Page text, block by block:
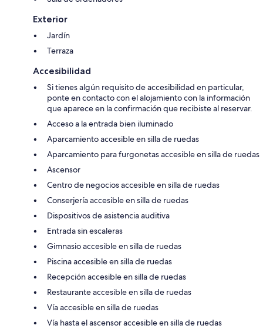
Exterior
Jardín
Terraza
Accesibilidad
Si tienes algún requisito de accesibilidad en particular,
ponte en contacto con el alojamiento con la información
que aparece en la confirmación que recibiste al reservar.
Acceso a la entrada bien iluminado
Aparcamiento accesible en silla de ruedas
Aparcamiento para furgonetas accesible en silla de ruedas
Ascensor
Centro de negocios accesible en silla de ruedas
Conserjería accesible en silla de ruedas
Dispositivos de asistencia auditiva
Entrada sin escaleras
Gimnasio accesible en silla de ruedas
Piscina accesible en silla de ruedas
Recepción accesible en silla de ruedas
Restaurante accesible en silla de ruedas
Vía accesible en silla de ruedas
Vía hasta el ascensor accesible en silla de ruedas